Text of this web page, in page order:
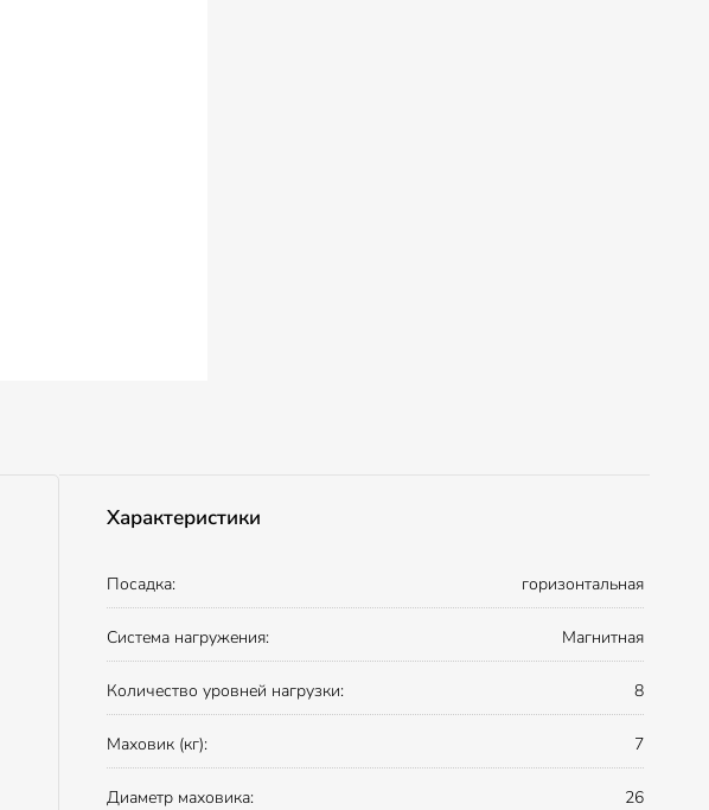
Характеристики
Посадка: горизонтальная
Система нагружения: Магнитная
Количество уровней нагрузки: 8
Маховик (кг): 7
Диаметр маховика: 26